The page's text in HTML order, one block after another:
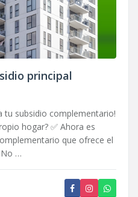
principal
tu subsidio complementario!
hogar? ✅ Ahora es
que ofrece el
No …